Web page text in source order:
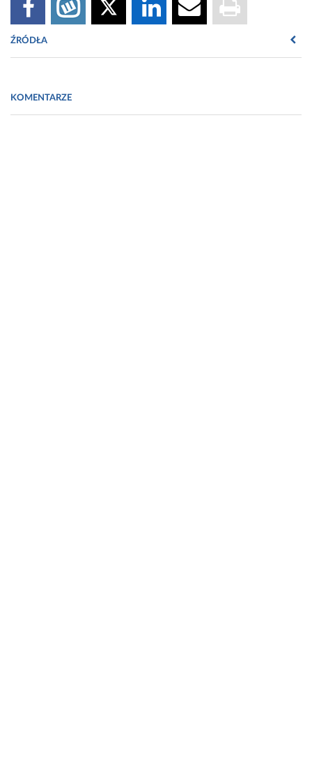
ŹRÓDŁA
Deepika G., Karunakaran E., Hurley C. R., Biggs C. A.,
D. Charalampopoulos (2012) Influence of
KOMENTARZE